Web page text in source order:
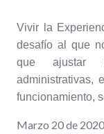
Vivir la
desafío al que
que ajustar
administrativas,
funcionamiento,
Marzo 20 de 2020